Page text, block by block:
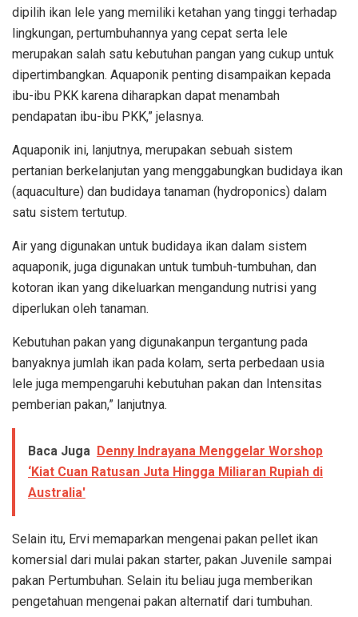
dipilih ikan lele yang memiliki ketahan yang tinggi terhadap
lingkungan, pertumbuhannya yang cepat serta lele
merupakan salah satu kebutuhan pangan yang cukup untuk
dipertimbangkan. Aquaponik penting disampaikan kepada
ibu-ibu PKK karena diharapkan dapat menambah
pendapatan ibu-ibu PKK,” jelasnya.
Aquaponik ini, lanjutnya, merupakan sebuah sistem
pertanian berkelanjutan yang menggabungkan budidaya ikan
(aquaculture) dan budidaya tanaman (hydroponics) dalam
satu sistem tertutup.
Air yang digunakan untuk budidaya ikan dalam sistem
aquaponik, juga digunakan untuk tumbuh-tumbuhan, dan
kotoran ikan yang dikeluarkan mengandung nutrisi yang
diperlukan oleh tanaman.
Kebutuhan pakan yang digunakanpun tergantung pada
banyaknya jumlah ikan pada kolam, serta perbedaan usia
lele juga mempengaruhi kebutuhan pakan dan Intensitas
pemberian pakan,” lanjutnya.
Baca Juga Denny Indrayana Menggelar Worshop
‘Kiat Cuan Ratusan Juta Hingga Miliaran Rupiah di
Australia'
Selain itu, Ervi memaparkan mengenai pakan pellet ikan
komersial dari mulai pakan starter, pakan Juvenile sampai
pakan Pertumbuhan. Selain itu beliau juga memberikan
pengetahuan mengenai pakan alternatif dari tumbuhan.